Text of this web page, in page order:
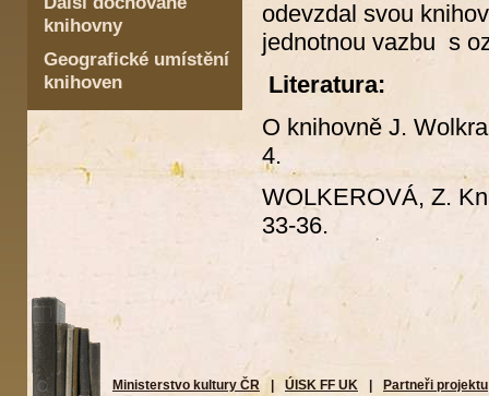
knihovny
Geografické umístění
knihoven
odevzdal svou
jednotnou vazbu s
Literatura:
O knihovně J.
4.
WOLKEROVÁ, Z.
33-36.
Ministerstvo kultury ČR ÚISK FF UK Partneři projektu